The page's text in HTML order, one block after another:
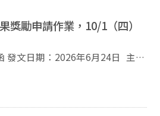
必予以排序，並簡要敘明理由。
」不限案數，亦無需排序。
育部學海築夢實習計畫審查會
計畫」申請案之推薦序；「新南
合處彙整後向教育部委辦單位申
。
獎勵申請作業，10/1（四）
115年度教師研究成果獎勵申請
，請 查照。 說 明： 一、
發字第1153100091號函及本院
本院專任教